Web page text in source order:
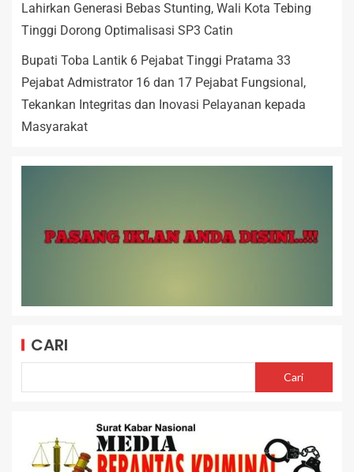
Lahirkan Generasi Bebas Stunting, Wali Kota Tebing
Tinggi Dorong Optimalisasi SP3 Catin
Bupati Toba Lantik 6 Pejabat Tinggi Pratama 33
Pejabat Admistrator 16 dan 17 Pejabat Fungsional,
Tekankan Integritas dan Inovasi Pelayanan kepada
Masyarakat
CARI
Cari